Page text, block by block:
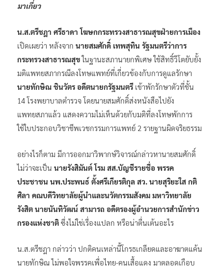
มาเกี่ยว
น.ส.ตรีชฎา ศรีธาดา โฆษกกระทรวงสาธารณสุขฝ่ายการเมือง
เปิดเผยว่า หลังจาก นายสมศักดิ์ เทพสุทิน รัฐมนตรีว่าการ
กระทรวงสาธารณสุขในฐานะสภานายกพิเศษ ใช้สิทธิ์วีโตยับยั้ง
มติแพทยสภากรณีลงโทษแพทย์ที่เกี่ยวข้องกับการดูแลรักษา
นายทักษิณ ชินวัตร อดีตนายกรัฐมนตรี เข้าพักรักษาตัวที่ชั้น
14 โรงพยาบาลตำรวจ โดยนายสมศักดิ์ส่งหนังสือไปยัง
แพทยสภาแล้ว แสดงความไม่เห็นด้วยกับมติที่ลงโทษพักการ
ใช้ใบประกอบวิชาชีพเวชกรรมการแพทย์ 2 รายฐานผิดจริยธรรม
อย่างไรก็ตาม มีการออกมาวิพากษ์วิจารณ์กล่าวหานายสมศักดิ์
ไม่ว่าจะเป็น นายรังสิมันต์ โรม สส.บัญชีรายชื่อ พรรค
ประชาชน นพ.ประพนธ์ ตั้งศรีเกียรติกุล สว. นายสุริยะใส กติ
ศิลา คณบดีวิทยาลัยผู้นำและนวัตกรรมสังคม มหาวิทยาลัย
รังสิต นายนันทิวัฒน์ สามารถ อดีตรองผู้อำนวยการสำนักข่าว
กรองแห่งชาติ ซึ่งไม่ใช่เรื่องแปลก หรือน่าตื่นเต้นอะไร
น.ส.ตรีชฎา กล่าวว่า ปกติคนเหล่านี้โกรธเกลียดและอาฆาตแค้น
นายทักษิณ ไม่พอใจพรรคเพื่อไทย-คนเสื้อแดง มาตลอดเกือบ